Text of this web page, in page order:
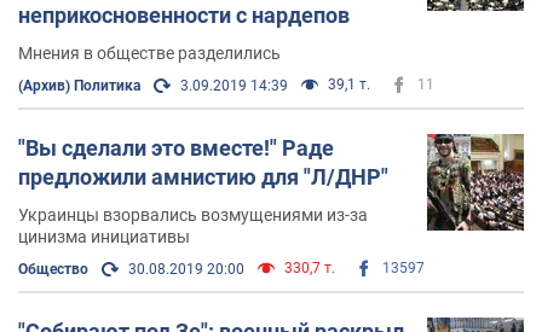
неприкосновенности с нардепов
Мнения в обществе разделились
(Архив) Политика 3.09.2019 14:39 39,1 т. 11
"Вы сделали это вместе!" Раде
предложили амнистию для "Л/ДНР"
Украинцы взорвались возмущениями из-за
цинизма инициативы
Общество 30.08.2019 20:00 330,7 т. 13597